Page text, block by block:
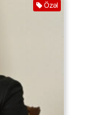
Özəl